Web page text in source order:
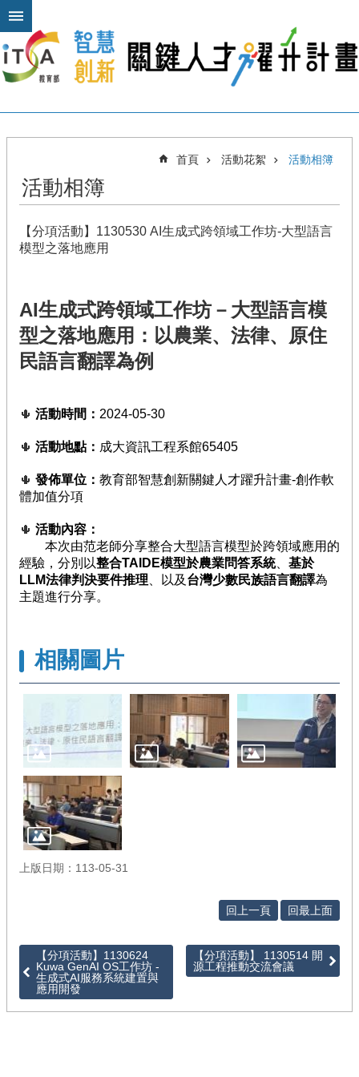
跳到主要內容區塊
進
搜
尋
本
計
公
計
畫
平
臺
賽
評
活
動
花
知
識
地
前
計
件
管
考
回
頁
首頁 活動花絮 活動相簿
活動相簿
【分項活動】1130530 AI生成式跨領域工作坊-大型語言
模型之落地應用
AI生成式跨領域工作坊－大型語言模
型之落地應用：以農業、法律、原住
民語言翻譯為例
🌵 活動時間： 2024-05-30
🌵 活動地點： 成大資訊工程系館65405
🌵 發佈單位： 教育部智慧創新關鍵人才躍升計畫-創作軟
體加值分項
🌵 活動內容：
本次由范老師分享整合大型語言模型於跨領域應用的
經驗，分別以整合TAIDE模型於農業問答系統、 基於
LLM法律判決要件推理 、以及 台灣少數民族語言翻譯為
主題進行分享。
相關圖片
上版日期：113-05-31
回上一頁 回最上面
【分項活動】1130624
Kuwa GenAI OS工作坊 -
生成式AI服務系統建置與
應用開發
【分項活動】 1130514 開
源工程推動交流會議